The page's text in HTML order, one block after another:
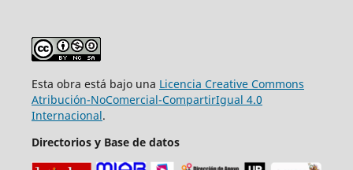
Esta obra está bajo una Licencia Creative Commons
Atribución-NoComercial-CompartirIgual 4.0
Internacional.
Directorios y Base de datos